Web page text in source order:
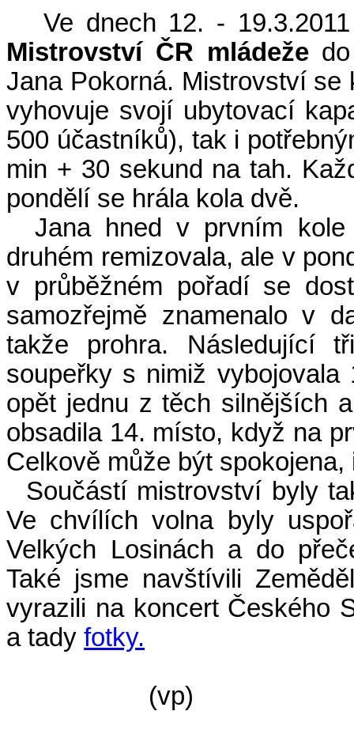
Ve dnech 12. -
Mistrovství ČR mládežedo
Jana Pokorná. Mistrovství se
vyhovuje svojí ubytovací
500 účastníků), tak i
min + 30 sekund na tah.
pondělí se hrála kola dvě.
Jana hned v prvním kole
druhém remizovala, ale v
v průběžném pořadí se
samozřejmě znamenalo v
takže prohra. Následující
soupeřky s nimiž
opět jednu z těch silnějších
obsadila 14. místo, když na
Celkově může být
Součástí mistrovství byly
Ve chvílích volna byly
Velkých Losinách a do
Také jsme navštívili
vyrazili na koncert Českého
a tadyfotky.
(vp)